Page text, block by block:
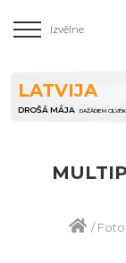
Izvēlne
LATVIJA
DROŠĀ MĀJA DAŽĀDIEM
/Foto